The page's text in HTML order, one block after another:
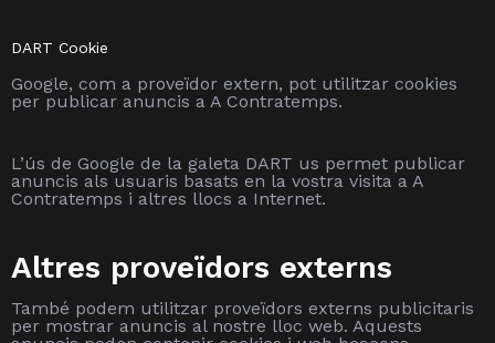
DART Cookie
Google, com a proveïdor extern, pot utilitzar cookies
per publicar anuncis a A Contratemps.
L’ús de Google de la galeta DART us permet publicar
anuncis als usuaris basats en la vostra visita a A
Contratemps i altres llocs a Internet.
Altres proveïdors externs
També podem utilitzar proveïdors externs publicitaris
per mostrar anuncis al nostre lloc web. Aquests